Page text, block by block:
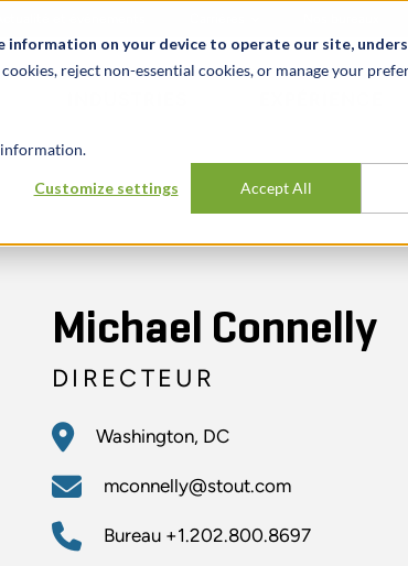
on your device to operate our site,
reject non-essential cookies, or manage your
Customize settings Accept All
Michael Connelly
DIRECTEUR
Washington, DC
mconnelly@stout.com
Bureau +1.202.800.8697